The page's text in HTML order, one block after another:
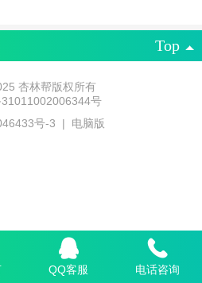
Top
杏林帮版权所有
号
号-3
| 电脑版
QQ客服 电话咨询